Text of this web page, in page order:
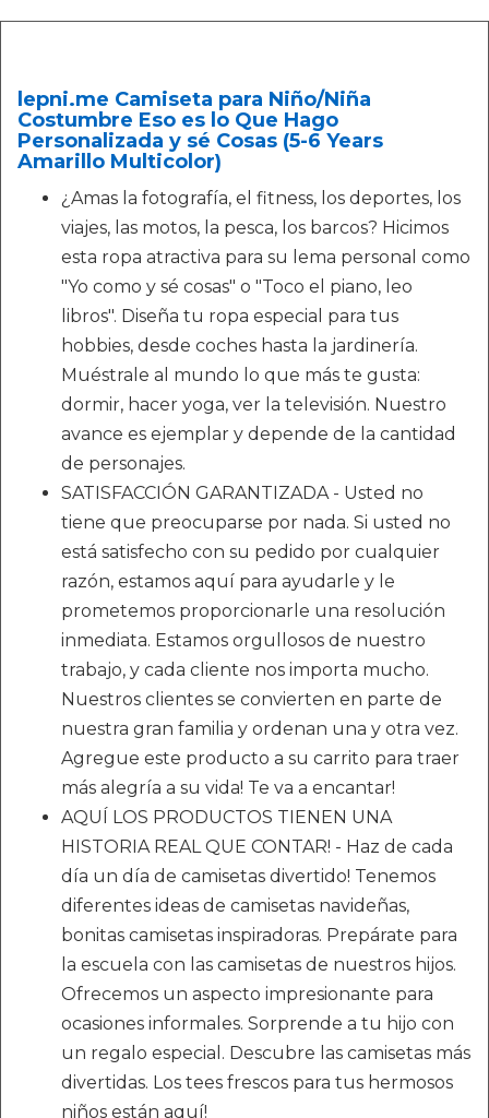
lepni.me Camiseta para Niño/Niña
Costumbre Eso es lo Que Hago
Personalizada y sé Cosas (5-6 Years
Amarillo Multicolor)
¿Amas la fotografía, el fitness, los deportes, los
viajes, las motos, la pesca, los barcos? Hicimos
esta ropa atractiva para su lema personal como
"Yo como y sé cosas" o "Toco el piano, leo
libros". Diseña tu ropa especial para tus
hobbies, desde coches hasta la jardinería.
Muéstrale al mundo lo que más te gusta:
dormir, hacer yoga, ver la televisión. Nuestro
avance es ejemplar y depende de la cantidad
de personajes.
SATISFACCIÓN GARANTIZADA - Usted no
tiene que preocuparse por nada. Si usted no
está satisfecho con su pedido por cualquier
razón, estamos aquí para ayudarle y le
prometemos proporcionarle una resolución
inmediata. Estamos orgullosos de nuestro
trabajo, y cada cliente nos importa mucho.
Nuestros clientes se convierten en parte de
nuestra gran familia y ordenan una y otra vez.
Agregue este producto a su carrito para traer
más alegría a su vida! Te va a encantar!
AQUÍ LOS PRODUCTOS TIENEN UNA
HISTORIA REAL QUE CONTAR! - Haz de cada
día un día de camisetas divertido! Tenemos
diferentes ideas de camisetas navideñas,
bonitas camisetas inspiradoras. Prepárate para
la escuela con las camisetas de nuestros hijos.
Ofrecemos un aspecto impresionante para
ocasiones informales. Sorprende a tu hijo con
un regalo especial. Descubre las camisetas más
divertidas. Los tees frescos para tus hermosos
niños están aquí!